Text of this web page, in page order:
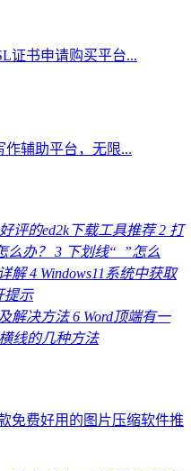
证书申请购买平台...
辅助平台，无限...
评的ed2k下载工具推荐 2 打
么办？ 3 下划线“_”怎么
解 4 Windows11系统中获取
提示
解决方法 6 Word顶端有一
线的几种方法